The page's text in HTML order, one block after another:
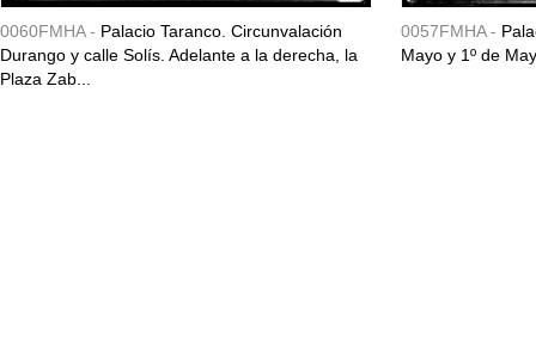
0060FMHA - Palacio Taranco. Circunvalación
Durango y calle Solís. Adelante a la derecha, la
Plaza Zab...
0057FMHA -
Mayo y 1º de